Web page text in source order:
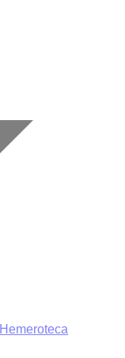
Hemeroteca